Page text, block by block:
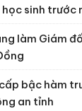
sinh trước
làm Giám
bậc hàm
an tỉnh